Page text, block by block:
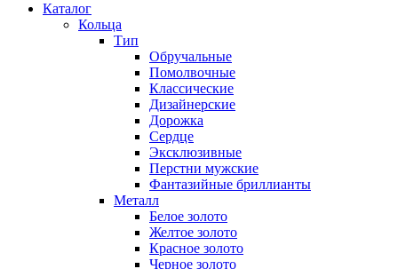
Каталог
Кольца
Тип
Обручальные
Помолвочные
Классические
Дизайнерские
Дорожка
Сердце
Эксклюзивные
Перстни мужские
Фантазийные бриллианты
Металл
Белое золото
Желтое золото
Красное золото
Черное золото